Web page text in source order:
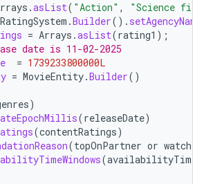
.asList( "Action" ,
"Science
RatingSystem .Builder(). setAgencyName
= Arrays .asList(rating1 );
date is 11-02-2025
= 1739233800000L
= MovieEntity.Builder()
)
(releaseDate)
(contentRatings)
(topOnPartner or
(